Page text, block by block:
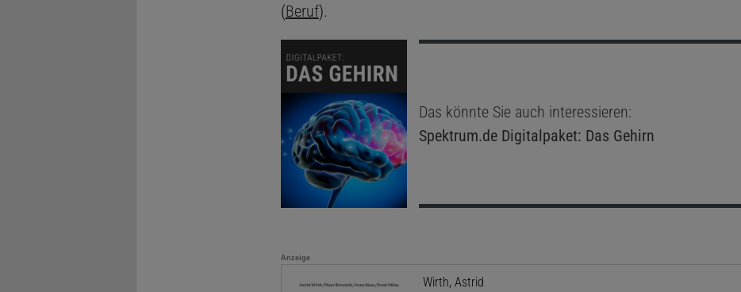
(Beruf).
Das könnte Sie auch interessieren:
Spektrum.deDigitalpaket: Das Gehirn
Anzeige
Wirth, Astrid